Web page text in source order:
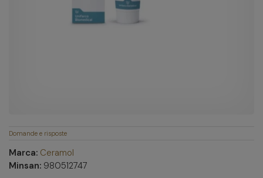
Domande e risposte
Marca: Ceramol
Minsan: 980512747